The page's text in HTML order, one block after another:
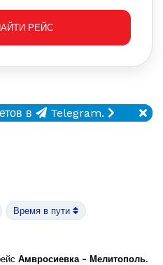
в Telegram.
Время в пути
Амвросиевка - Мелитополь.